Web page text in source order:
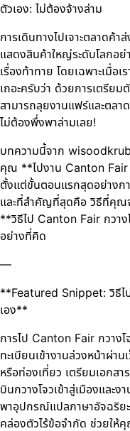
ตัวเอง: ไม่ต้องจ้างล่าม
การเดินทางไปเจาะตลาดค้า
แสดงสินค้าใหญ่ระดับโลกอ
เรื่องท้าทาย โดยเฉพาะเมื่
เถอะครับว่า ด้วยการเตรีย
สามารถลุยงานแฟร์และตลา
ไม่ต้องพึ่งพาล่ามเลย!
บทความนี้จาก
คุณ **ไปงาน Canton
ตั้งแต่ขั้นตอนแรกสุดอย่างก
และที่สำคัญที่สุดคือ วิธีที่คุณจ
**วิธีไป Canton Fair กวาง
อย่างที่คิด
—
**Featured Snippet: วิธี
เอง**
การไป Canton Fair กวาง
ทะเบียนเข้างานล่วงหน้าผ่า
หรือท่องเที่ยว เตรียมเอกส
บินกวางโจวเข้าสู่เมืองและ
พาอุปกรณ์แปลภาษาอัจฉริย
คล่องตัวไร้ข้อจำกัด ช่วยให้